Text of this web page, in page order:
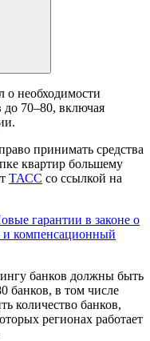
о необходимости
до 70–80, включая
принимать средства
квартир большему
ТАСС со ссылкой на
гарантии в законе о
и компенсационный
банков должны быть
банков, в том числе
количество банков,
регионах работает